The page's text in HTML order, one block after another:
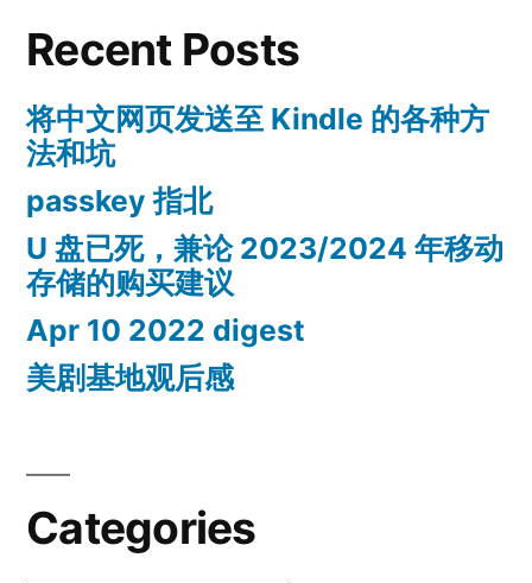
Recent Posts
将中文网页发送至 Kindle 的各种方
法和坑
passkey 指北
U 盘已死，兼论 2023/2024 年移动
存储的购买建议
Apr 10 2022 digest
美剧基地观后感
Categories